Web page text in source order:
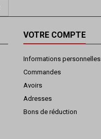
VOTRE COMPTE
Informations personnelles
Commandes
Avoirs
Adresses
Bons de réduction